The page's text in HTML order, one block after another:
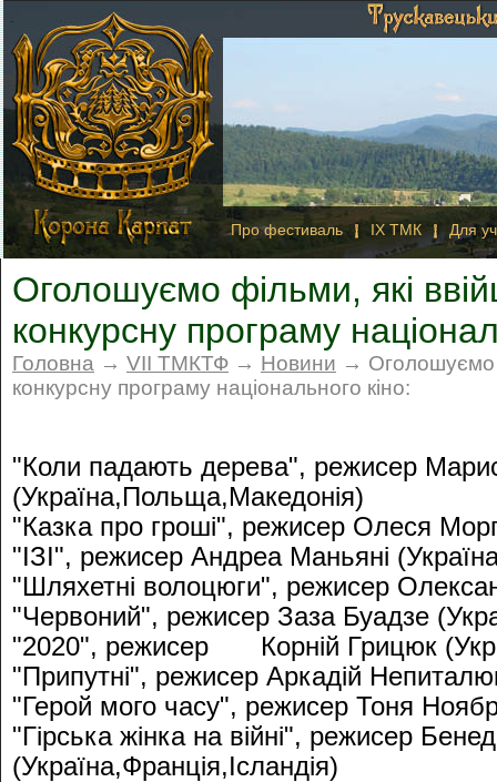
Про фестиваль IX ТМК Для
Оголошуємо фільми, які
конкурсну програму
Головна → VII ТМКТФ → Новини → Оголошуємо
конкурсну програму національного кіно:
"Коли падають дерева", режисер
(Україна,Польща,Македонія)
"Казка про гроші", режисер Олеся
"ІЗІ", режисер Андреа Маньяні
"Шляхетні волоцюги", режисер
"Червоний", режисер Заза Буадзе
"2020", режисер
Корній Грицюк
"Припутні", режисер Аркадій
"Герой мого часу", режисер Тоня
"Гірська жінка на війні", режисер
(Україна,Франція,Ісландія)